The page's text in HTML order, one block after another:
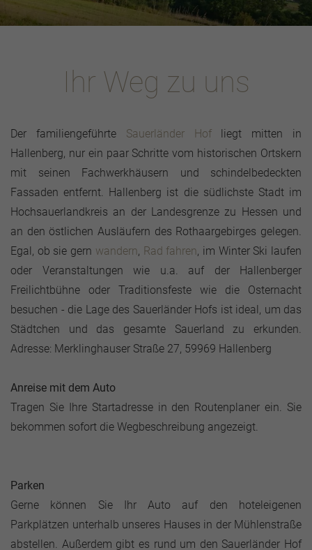
Ihr Weg zu uns
Der familiengeführte Sauerländer Hofliegt mitten in
Hallenberg, nur ein paar Schritte vom historischen Ortskern
mit seinen Fachwerkhäusern und schindelbedeckten
Fassaden entfernt. Hallenberg ist die südlichste Stadt im
Hochsauerlandkreis an der Landesgrenze zu Hessen und
an den östlichen Ausläufern des Rothaargebirges gelegen.
Egal, ob sie gern wandern, Rad fahren, im Winter Ski laufen
oder Veranstaltungen wie u.a. auf der Hallenberger
Freilichtbühne oder Traditionsfeste wie die Osternacht
besuchen - die Lage des Sauerländer Hofs ist ideal, um das
Städtchen und das gesamte Sauerland zu erkunden.
Adresse: Merklinghauser Straße 27, 59969 Hallenberg
Anreise mit dem Auto
Tragen Sie Ihre Startadresse in den Routenplaner ein. Sie
bekommen sofort die Wegbeschreibung angezeigt.
Parken
Gerne können Sie Ihr Auto auf den hoteleigenen
Parkplätzen unterhalb unseres Hauses in der Mühlenstraße
abstellen. Außerdem gibt es rund um den Sauerländer Hof